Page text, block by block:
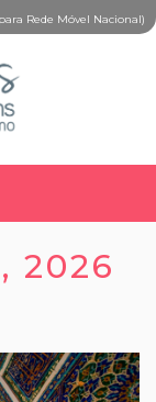
Rede Móvel Nacional)
2026
Next